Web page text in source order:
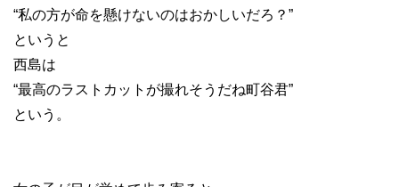
“私の方が命を懸けないのはおかしいだろ？”
というと
西島は
“最高のラストカットが撮れそうだね町谷君”
という。